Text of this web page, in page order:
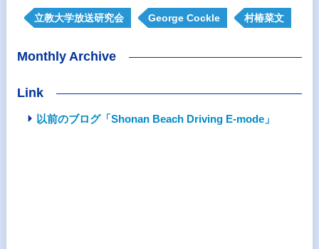
立教大学放送研究会 George Cockle 村椿菜文
Monthly Archive
Link
以前のブログ「Shonan Beach Driving E-mode」